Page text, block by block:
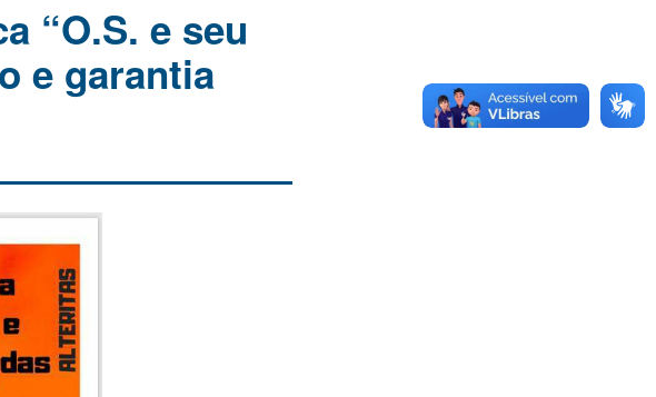
“O.S. e seu
e garantia